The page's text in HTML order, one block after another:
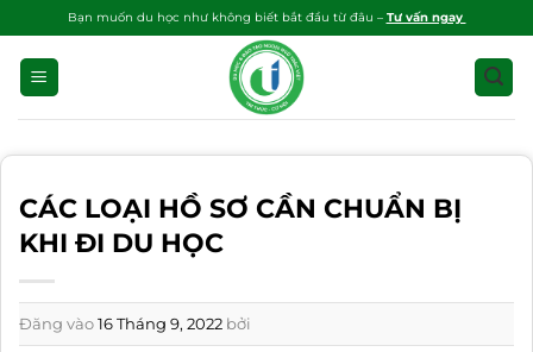
qua
dung
Bạn muốn du học như không biết bắt đầu từ đâu – Tư vấn ngay
CÁC LOẠI HỒ SƠ CẦN CHUẨN BỊ
KHI ĐI DU HỌC
Đăng vào16 Tháng 9, 2022 bởi